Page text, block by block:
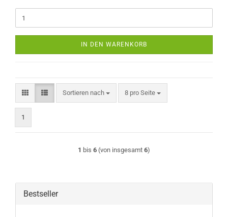
IN DEN WARENKORB
Sortieren nach
Sortieren nach 8 pro Seite
pro Seite
1
1 bis 6 (von insgesamt 6)
Bestseller